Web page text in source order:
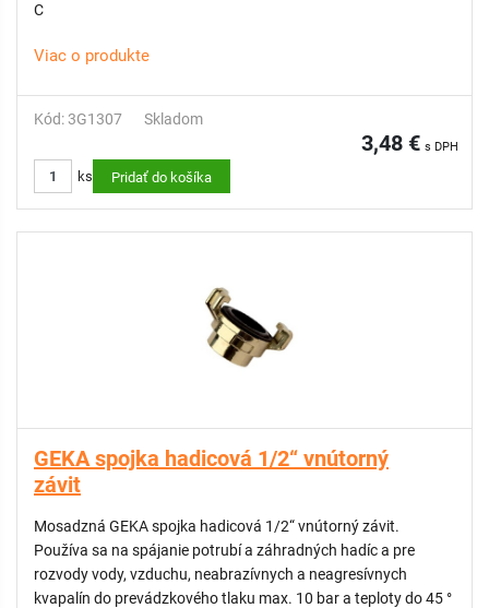
C
Viac o produkte
Kód: 3G1307 Skladom
3,48 € s DPH
ks Pridať do košíka
GEKA spojka hadicová 1/2“ vnútorný
závit
Mosadzná GEKA spojka hadicová 1/2“ vnútorný závit.
Používa sa na spájanie potrubí a záhradných hadíc a pre
rozvody vody, vzduchu, neabrazívnych a neagresívnych
kvapalín do prevádzkového tlaku max. 10 bar a teploty do 45 °